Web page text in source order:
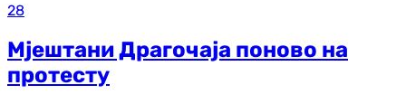
28
Мјештани Драгочаја поново на
протесту